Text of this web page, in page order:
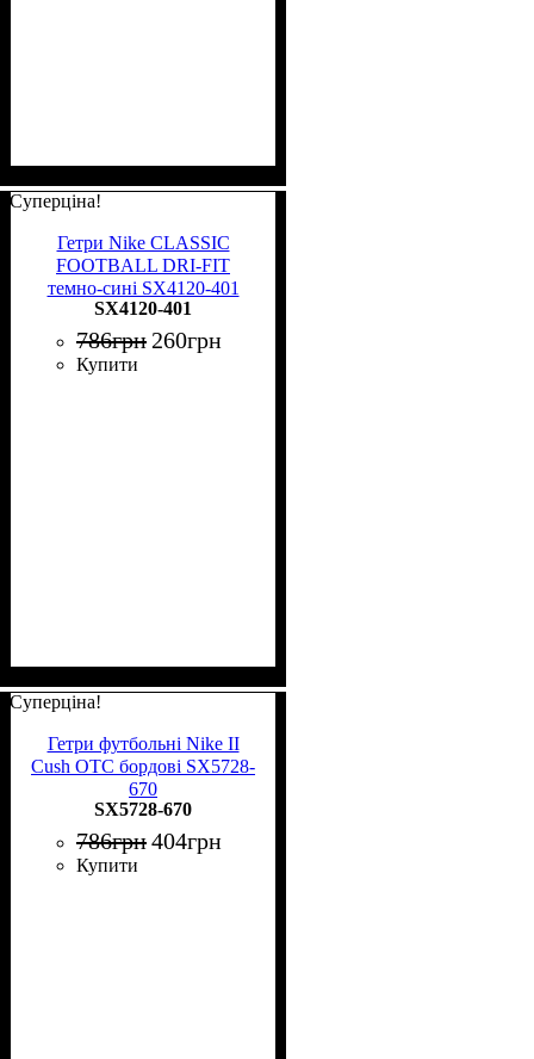
Суперціна!
Гетри Nike CLASSIC
FOOTBALL DRI-FIT
темно-сині SX4120-401
SX4120-401
786грн 260грн
Купити
Суперціна!
Гетри футбольні Nike II
Cush OTC бордові SX5728-
670
SX5728-670
786грн404грн
Купити